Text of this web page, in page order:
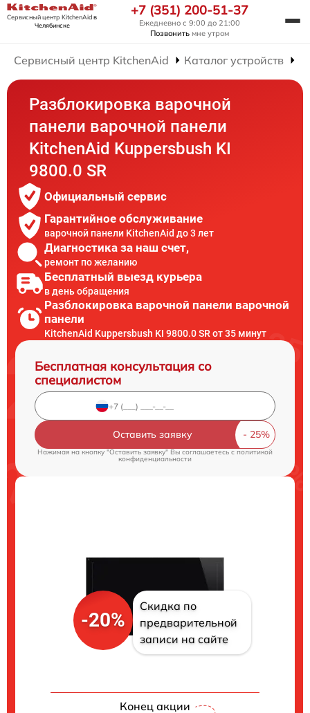
Сервисный центр KitchenAidв
Челябинске
+7 (351) 200-51-37
Ежедневно с 9:00 до 21:00
Позвонить мне утром
Сервисный центр KitchenAid Каталог устройств
Разблокировка варочной
панели варочной панели
KitchenAid Kuppersbush KI
9800.0 SR
Официальный сервис
Гарантийное обслуживание
варочной панели KitchenAid до 3 лет
Диагностика за наш счет,
ремонт по желанию
Бесплатный выезд курьера
в день обращения
Разблокировка варочной панели варочной
панели
KitchenAid Kuppersbush KI 9800.0 SR от 35 минут
Бесплатная консультация со
специалистом
Оставить заявку
Нажимая на кнопку "Оставить заявку" Вы соглашаетесь cполитикой
конфиденциальности
-20%
Скидка по
предварительной
записи на сайте
Конец акции